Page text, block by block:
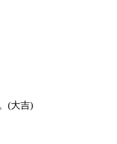
(大吉)